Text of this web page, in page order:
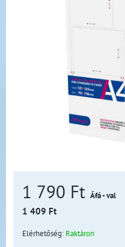
1 790 Ft Áfá - val
1 409 Ft
Elérhetőség: Raktáron